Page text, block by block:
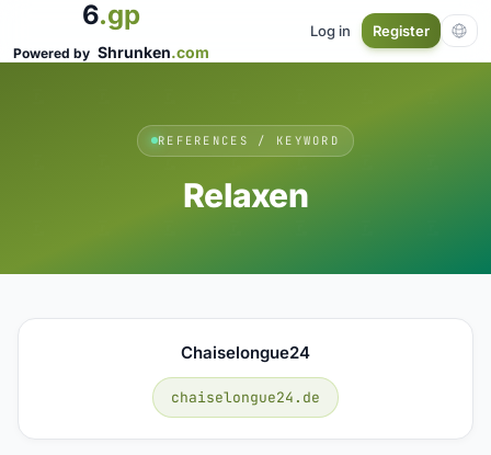
6.gp
Powered by Shrunken.com
Log in Register
REFERENCES / KEYWORD
Relaxen
Chaiselongue24
chaiselongue24.de